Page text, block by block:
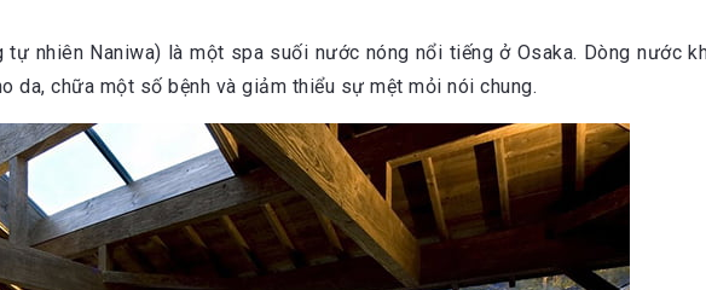
nhiên Naniwa) là một spa suối nước nóng nổi tiếng ở Osaka. Dòng nước
chữa một số bệnh và giảm thiểu sự mệt mỏi nói chung.